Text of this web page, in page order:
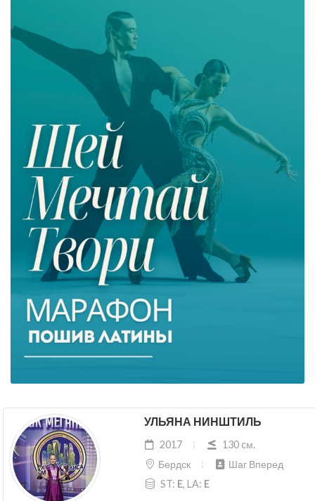
УЛЬЯНА НИНШТИЛЬ
2017
130 cм.
Бердск
Шаг Вперед
ST: E, LA: E